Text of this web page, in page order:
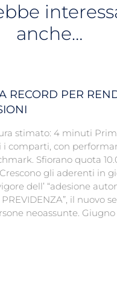
anche…
RECORD PER
stimato: 4 minuti
comparti, con
Sfiorano quota
gli aderenti in
dell’ “adesione
il nuovo
neoassunte.